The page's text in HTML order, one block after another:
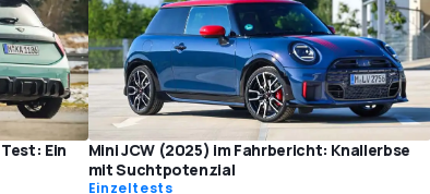
Ein
Mini JCW (2025) im Fahrbericht: Knallerbse
mit Suchtpotenzial
Einzeltests